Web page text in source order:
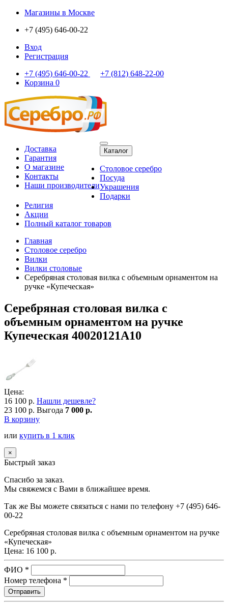
Магазины в Москве
+7 (495) 646-00-22
Вход
Регистрация
+7 (495) 646-00-22
+7 (812) 648-22-00
Корзина 0
Доставка
Гарантия
О магазине
Контакты
Наши производители
Каталог
Столовое серебро
Посуда
Украшения
Подарки
Религия
Акции
Полный каталог товаров
Главная
Столовое серебро
Вилки
Вилки столовые
Серебряная столовая вилка с объемным орнаментом на
ручке «Купеческая»
Серебряная столовая вилка с
объемным орнаментом на ручке
Купеческая 40020121А10
Цена:
16 100 р. Нашли дешевле?
23 100 р. Выгода 7 000 р.
В корзину
или купить в 1 клик
×
Быстрый заказ
Спасибо за заказ.
Мы свяжемся с Вами в ближайшее время.
Так же Вы можете связаться с нами по телефону +7 (495) 646-
00-22
Серебряная столовая вилка с объемным орнаментом на ручке
«Купеческая»
Цена: 16 100 р.
ФИО *
Номер телефона *